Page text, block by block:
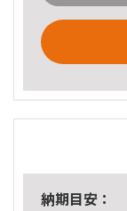
納期目安：